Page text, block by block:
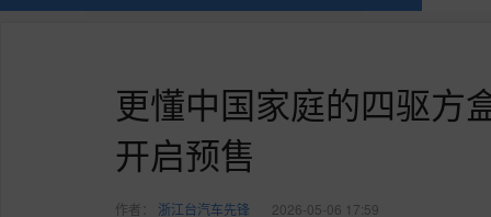
更懂中国家庭的四驱方
开启预售
作者： 浙江台汽车先锋 2026-05-06 17:59